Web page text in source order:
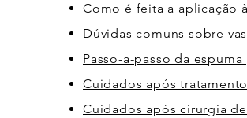
Como é feita a aplicação
Dúvidas comuns sobre
Passo-a-passo da espuma
Cuidados após
Cuidados após cirurgia de